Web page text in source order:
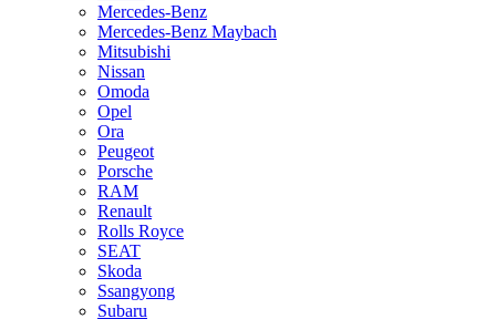
Mercedes-Benz
Mercedes-Benz Maybach
Mitsubishi
Nissan
Omoda
Opel
Ora
Peugeot
Porsche
RAM
Renault
Rolls Royce
SEAT
Skoda
Ssangyong
Subaru